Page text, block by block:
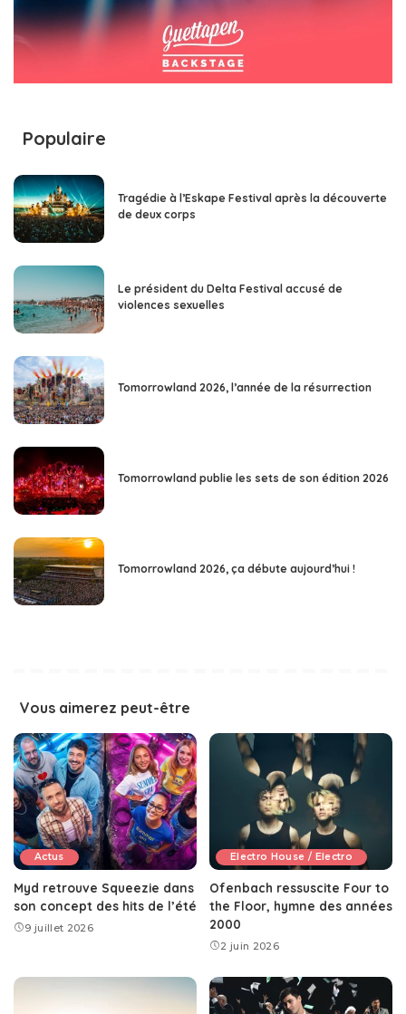
Populaire
Tragédie à l’Eskape Festival après la découverte
de deux corps
Le président du Delta Festival accusé de
violences sexuelles
Tomorrowland 2026, l’année de la résurrection
Tomorrowland publie les sets de son édition 2026
Tomorrowland 2026, ça débute aujourd’hui !
Vous aimerez peut-être
Actus
Myd retrouve Squeezie dans
son concept des hits de l’été
9 juillet 2026
Electro House / Electro
Ofenbach ressuscite Four to
the Floor, hymne des années
2000
2 juin 2026